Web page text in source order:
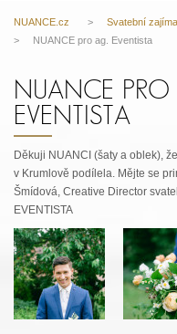
NUANCE.cz > Svatební
> NUANCE pro ag. Eventista
NUANCE PRO
EVENTISTA
Děkuji NUANCI (šaty a oblek),
v Krumlově podílela. Mějte se
Šmídová, Creative Director
EVENTISTA